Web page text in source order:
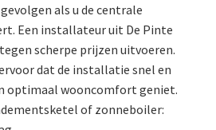
als u de centrale
Een installateur uit De Pinte
tegen scherpe prijzen uitvoeren.
dat de installatie snel en
optimaal wooncomfort geniet.
of zonneboiler: